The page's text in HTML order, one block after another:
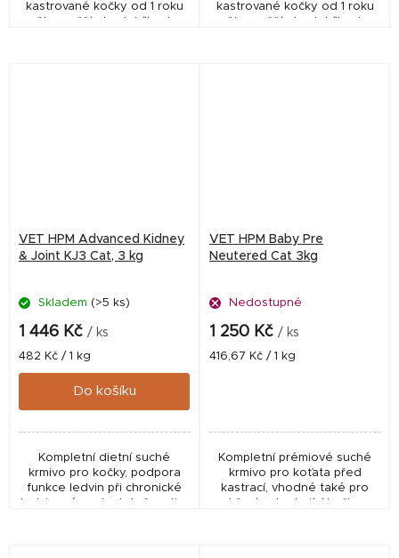
kastrované kočky od 1 roku
věku, vyšší obsah bílkovin,
kastrované kočky od 1 roku
věku, vyšší obsah bílkovin,
VET HPM Advanced Kidney
& Joint KJ3 Cat, 3 kg
Skladem (>5 ks)
1 446 Kč / ks
Měrná
cena:
482 Kč / 1 kg
Do košíku
Kompletní dietní suché
krmivo pro kočky, podpora
funkce ledvin při chronické
ledvinové nedostatečnosti a
VET HPM Baby Pre
Neutered Cat 3kg
Nedostupné
1 250 Kč / ks
Měrná
416,67 Kč / 1 kg
Kompletní prémiové suché
krmivo pro koťata před
kastrací, vhodné také pro
březí nebo kojící kočky,